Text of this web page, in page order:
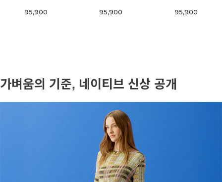
95,900 95,900 95,900
가벼움의 기준, 네이티브 신상 공개